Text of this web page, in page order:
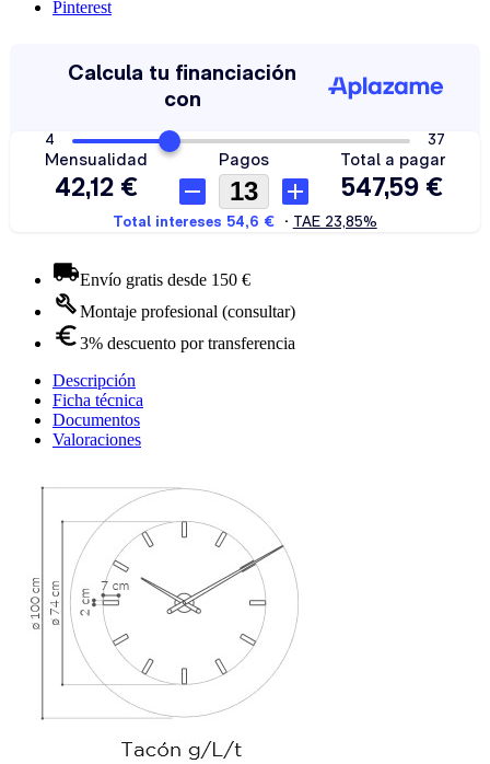
Pinterest
Envío gratis desde 150 €
Montaje profesional (consultar)
3% descuento por transferencia
Descripción
Ficha técnica
Documentos
Valoraciones